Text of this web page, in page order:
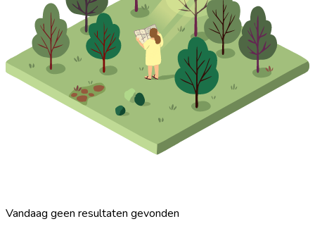
Vandaag geen resultaten gevonden